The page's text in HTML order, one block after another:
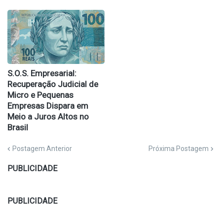
S.O.S. Empresarial:
Recuperação Judicial de
Micro e Pequenas
Empresas Dispara em
Meio a Juros Altos no
Brasil
Postagem Anterior Próxima Postagem
PUBLICIDADE
PUBLICIDADE